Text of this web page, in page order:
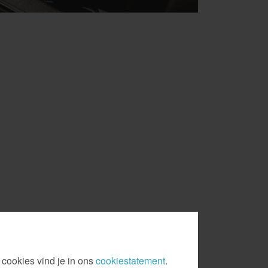
vind je in onscookiestatement.